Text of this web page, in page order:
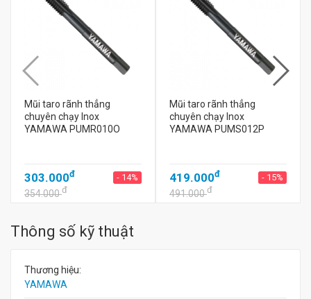
Mũi taro rãnh thẳng
chuyên chạy Inox
YAMAWA PUMR010O
303.000đ - 14%
354.000đ
Mũi taro rãnh thẳng
chuyên chạy Inox
YAMAWA PUMS012P
419.000đ - 15%
491.000đ
Thông số kỹ thuật
Thương hiệu:
YAMAWA